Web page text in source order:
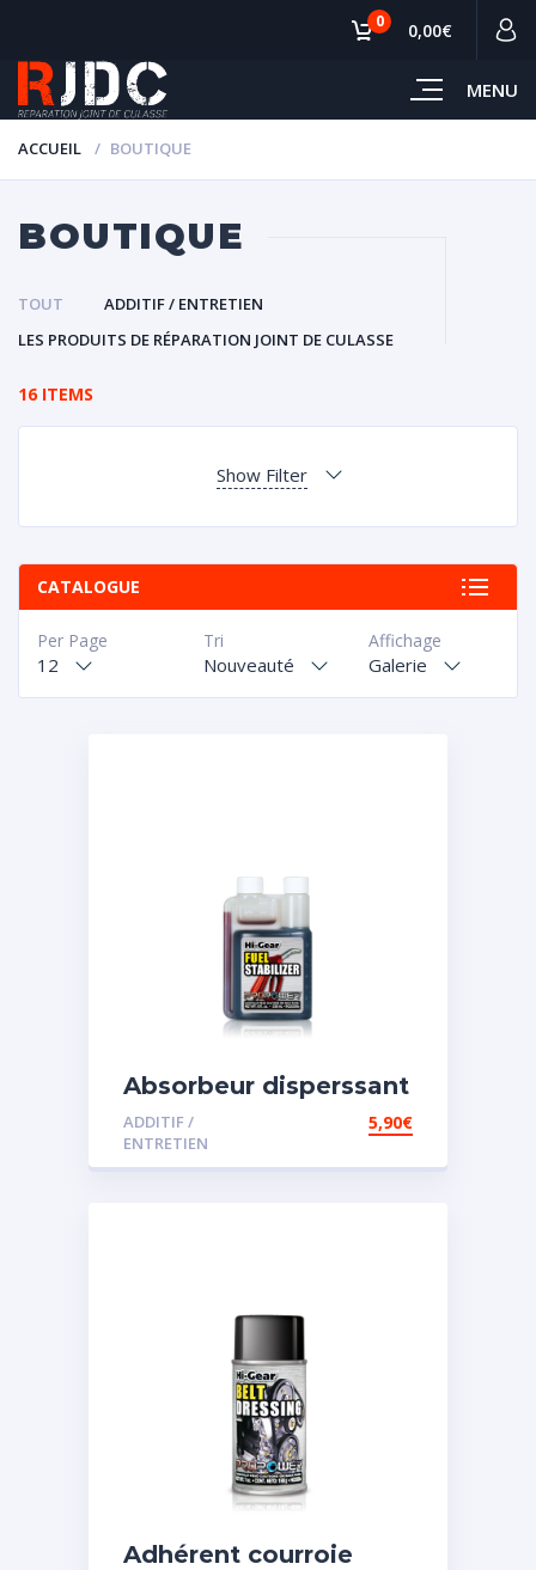
MENU
0 0,00€
ACCUEIL BOUTIQUE
BOUTIQUE
TOUT
ADDITIF / ENTRETIEN
LES PRODUITS DE RÉPARATION JOINT DE CULASSE
16 ITEMS
Show Filter
CATALOGUE
Affichage
Galerie
Tri
Nouveauté
Per Page
12
Absorbeur disperssant
d’eau pour carburant
ADDITIF /
ENTRETIEN
5,90€
Adhérent courroie